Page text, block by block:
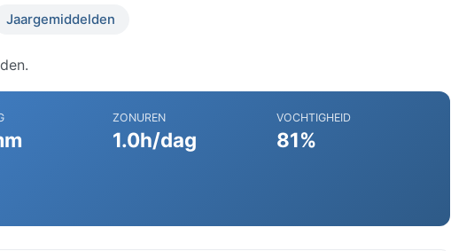
Jaargemiddelden
ZONUREN
1.0h/dag
VOCHTIGHEID
81%